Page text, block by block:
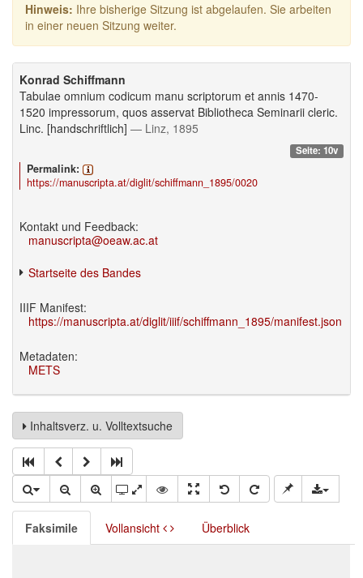
Hinweis: Ihre bisherige Sitzung ist abgelaufen. Sie arbeiten
in einer neuen Sitzung weiter.
Konrad Schiffmann
Tabulae omnium codicum manu scriptorum et annis 1470-
1520 impressorum, quos asservat Bibliotheca Seminarii cleric.
Linc. [handschriftlich] — Linz, 1895
Seite: 10v
Permalink:
https://manuscripta.at/diglit/schiffmann_1895/0020
Kontakt und Feedback:
manuscripta@oeaw.ac.at
Startseite des Bandes
IIIF Manifest:
https://manuscripta.at/diglit/iiif/schiffmann_1895/manifest.json
Metadaten:
METS
Inhaltsverz. u. Volltextsuche
Faksimile Vollansicht Überblick